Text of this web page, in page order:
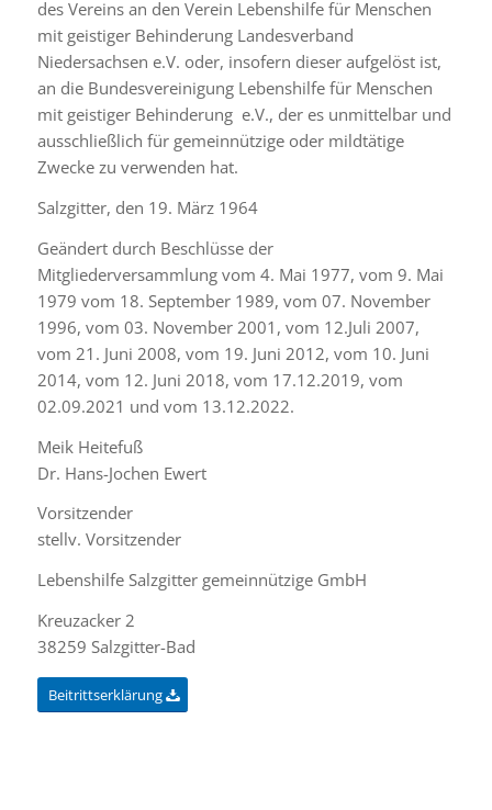
des Vereins an den Verein Lebenshilfe für Menschen
mit geistiger Behinderung Landesverband
Niedersachsen e.V. oder, insofern dieser aufgelöst ist,
an die Bundesvereinigung Lebenshilfe für Menschen
mit geistiger Behinderung e.V., der es unmittelbar und
ausschließlich für gemeinnützige oder mildtätige
Zwecke zu verwenden hat.
Salzgitter, den 19. März 1964
Geändert durch Beschlüsse der
Mitgliederversammlung vom 4. Mai 1977, vom 9. Mai
1979 vom 18. September 1989, vom 07. November
1996, vom 03. November 2001, vom 12.Juli 2007,
vom 21. Juni 2008, vom 19. Juni 2012, vom 10. Juni
2014, vom 12. Juni 2018, vom 17.12.2019, vom
02.09.2021 und vom 13.12.2022.
Meik Heitefuß
Dr. Hans-Jochen Ewert
Vorsitzender
stellv. Vorsitzender
Lebenshilfe Salzgitter gemeinnützige GmbH
Kreuzacker 2
38259 Salzgitter-Bad
Beitrittserklärung